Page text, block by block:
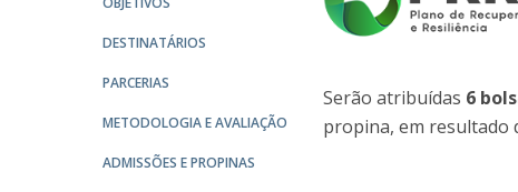
Católica Research Centre for Psychological, Family and
Social Wellbeing
DESTINATÁRIOS
PARCERIAS
METODOLOGIA E AVALIAÇÃO
ADMISSÕES E PROPINAS
Serão atribuídas 6
propina, em resultado